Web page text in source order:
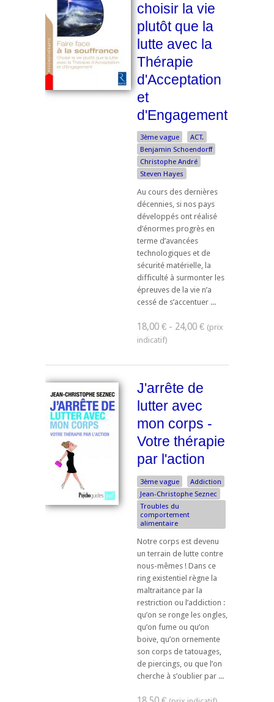
choisir la vie
plutôt que la
lutte avec la
Thérapie
d'Acceptation
et
d'Engagement
3ème vague
ACT.
Benjamin Schoendorff
Christophe André
Steven Hayes
Au cours des dernières
décennies, si nos pays
développés ont réalisé
d’énormes progrès en
terme d’avancées
technologiques et de
sécurité matérielle, la
difficulté à surmonter les
épreuves de la vie n’a
cessé de s’accentuer ...
18,00 € - 24,00 €
J'arrête de
lutter avec
mon corps -
Votre thérapie
par l'action
3ème vague
Addiction
Jean-Christophe Seznec
Troubles du
comportement
alimentaire
Notre corps est devenu
un terrain de lutte contre
nous-mêmes ! Dans ce
ring existentiel règne la
maltraitance par la
restriction ou l’addiction :
qu’on se ronge les ongles,
qu’on fume ou qu’on
boive, qu’on ornemente
son corps de tatouages,
de piercings, ou que l’on
cherche à s’oublier par ...